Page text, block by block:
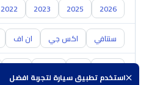
استخدم تطبيق سيارة لتجربة افضل
2026
2025
2023
2022
سنتافي اكس جي ان اف